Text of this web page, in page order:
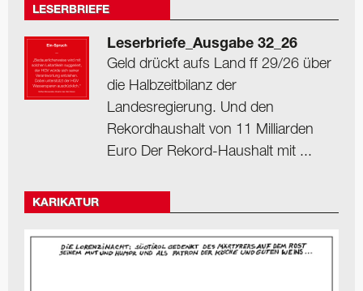
LESERBRIEFE
Leserbriefe_Ausgabe 32_26
Geld drückt aufs Land ff 29/26 über
die Halbzeitbilanz der
Landesregierung. Und den
Rekordhaushalt von 11 Milliarden
Euro Der Rekord-Haushalt mit ...
KARIKATUR